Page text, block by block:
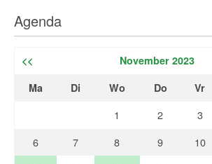
Agenda
<< November 2023
Ma
Di Wo Do Vr
1 2 3
6
7 8 9 10